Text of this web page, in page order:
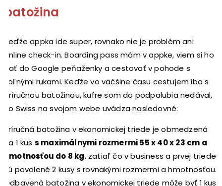
batožina
Keďže appka ide super, rovnako nie je problém ani
online check-in. Boarding pass mám v appke, viem si ho
dať do Google peňaženky a cestovať v pohode s
voľnými rukami. Keďže vo väčšine času cestujem iba s
príručnou batožinou, kufre som do podpalubia nedával,
no Swiss na svojom webe uvádza nasledovné:
Príručná batožina v ekonomickej triede je obmedzená
na 1 kus s maximálnymi rozmermi 55 x 40 x 23 cm a
hmotnosťou do 8 kg, zatiaľ čo v business a prvej triede
sú povolené 2 kusy s rovnakými rozmermi a hmotnosťou.
Odbavená batožina v ekonomickej triede môže byť 1 kus